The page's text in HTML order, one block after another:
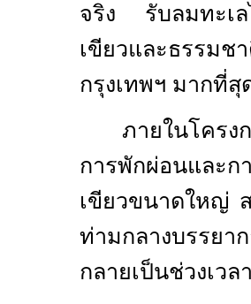
จริง รับลมทะเ
เขียวและธรรม
กรุงเทพฯ มากที่สุ
ภายในโครง
การพักผ่อนและก
เขียวขนาดใหญ่
ท่ามกลางบรรย
กลายเป็นช่วงเว